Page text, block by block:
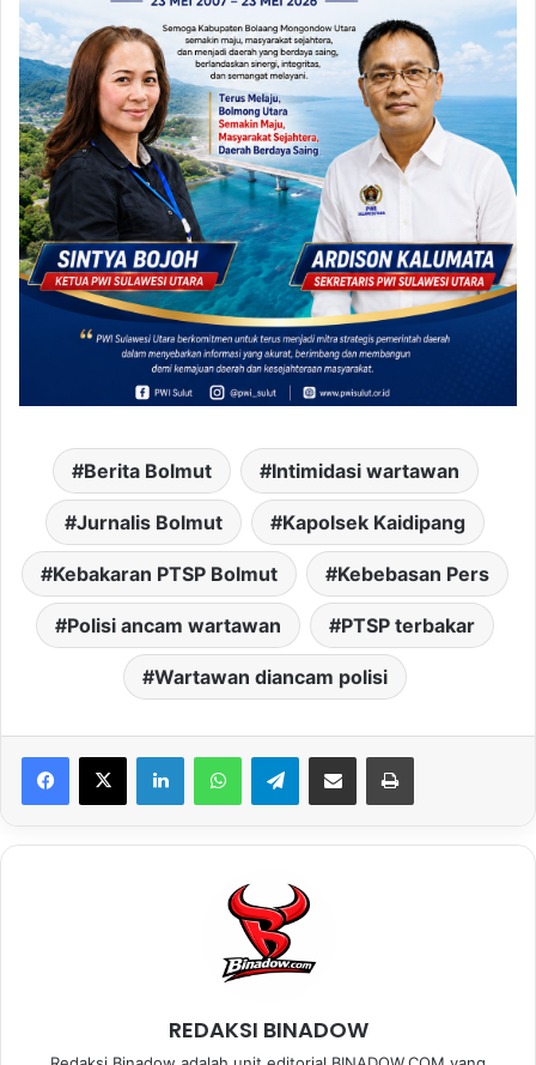
Berita Bolmut Intimidasi wartawan
Jurnalis Bolmut Kapolsek Kaidipang
Kebakaran PTSP Bolmut Kebebasan Pers
Polisi ancam wartawan PTSP terbakar
Wartawan diancam polisi
Telegram
REDAKSI BINADOW